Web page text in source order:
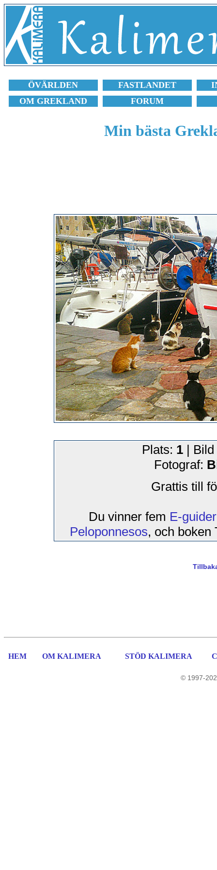
ÖVÄRLDEN FASTLANDET
OM GREKLAND
FORUM
Min bästa
Plats: 1 |
Fotograf:
Grattis till
Du vinner fem E-guider
Peloponnesos, och boken
HEM OM KALIMERA STÖD KALIMERA
© 1997-